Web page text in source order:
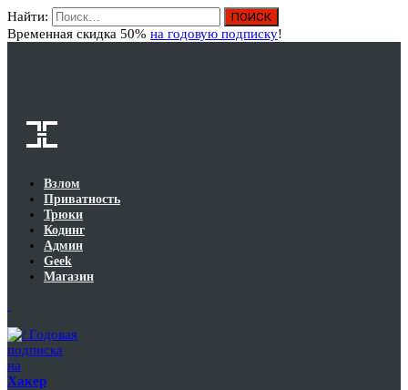
Найти:
Временная скидка 50% на годовую подписку!
Взлом
Приватность
Трюки
Кодинг
Админ
Geek
Магазин
Годовая
подписка
на
Хакер